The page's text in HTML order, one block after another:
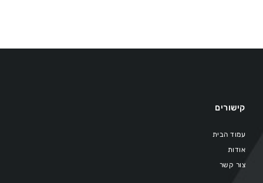
קישורים
עמוד הבית
אודות
צור קשר